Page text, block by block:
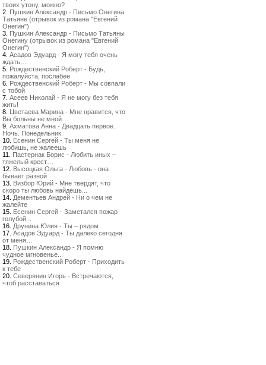
твоих утону, можно?
2. Пушкин Александр - Письмо Онегина
Татьяне (отрывок из романа "Евгений
Онегин")
3. Пушкин Александр - Письмо Татьяны
Онегину (отрывок из романа "Евгений
Онегин")
4. Асадов Эдуард - Я могу тебя очень
ждать…
5. Рождественский Роберт - Будь,
пожалуйста, послабее
6. Рождественский Роберт - Мы совпали
с тобой
7. Асеев Николай - Я не могу без тебя
жить!
8. Цветаева Марина - Мне нравится, что
Вы больны не мной…
9. Ахматова Анна - Двадцать первое.
Ночь. Понедельник.
10. Есенин Сергей - Ты меня не
любишь, не жалеешь
11. Пастернак Борис - Любить иных –
тяжелый крест…
12. Высоцкая Ольга - Любовь - она
бывает разной
13. Визбор Юрий - Мне твердят, что
скоро ты любовь найдешь...
14. Дементьев Андрей - Ни о чем не
жалейте
15. Есенин Сергей - Заметался пожар
голубой...
16. Друнина Юлия - Ты – рядом
17. Асадов Эдуард - Ты далеко сегодня
от меня…
18. Пушкин Александр - Я помню
чудное мгновенье...
19. Рождественский Роберт - Приходить
к тебе
20. Северянин Игорь - Встречаются,
чтоб расставаться